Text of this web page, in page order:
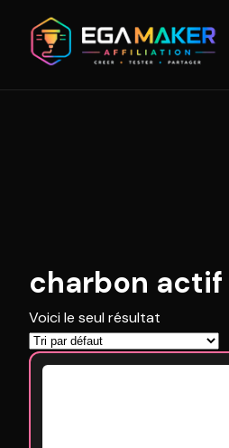
charbon
Voici le seul résultat